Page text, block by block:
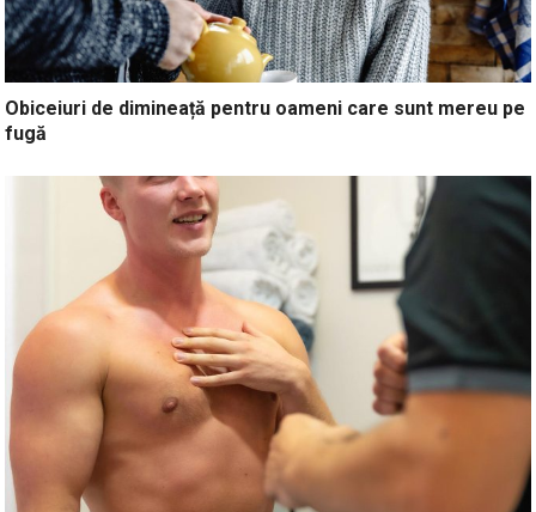
Obiceiuri de dimineață pentru oameni care sunt mereu pe
fugă